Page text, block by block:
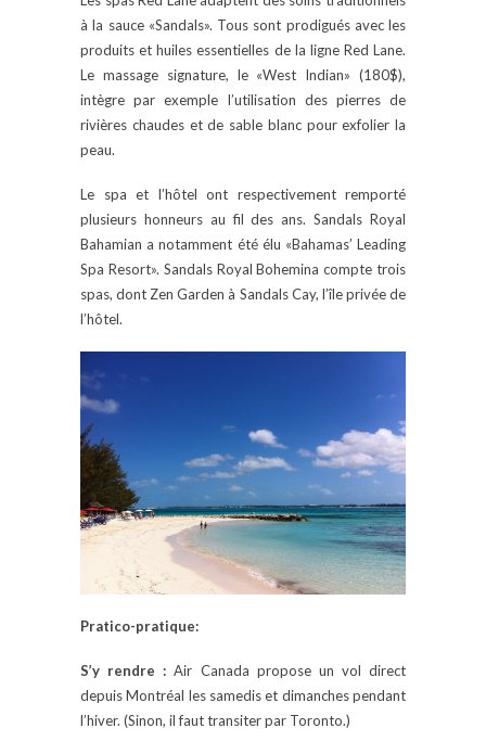
à la sauce «Sandals». Tous sont prodigués avec les
produits et huiles essentielles de la ligne Red Lane.
Le massage signature, le «West Indian» (180$),
intègre par exemple l’utilisation des pierres de
rivières chaudes et de sable blanc pour exfolier la
peau.
Le spa et l’hôtel ont respectivement remporté
plusieurs honneurs au fil des ans. Sandals Royal
Bahamian a notamment été élu «Bahamas’ Leading
Spa Resort». Sandals Royal Bohemina compte trois
spas, dont Zen Garden à Sandals Cay, l’île privée de
l’hôtel.
Pratico-pratique:
S’y rendre : Air Canada propose un vol direct
depuis Montréal les samedis et dimanches pendant
l’hiver. (Sinon, il faut transiter par Toronto.)